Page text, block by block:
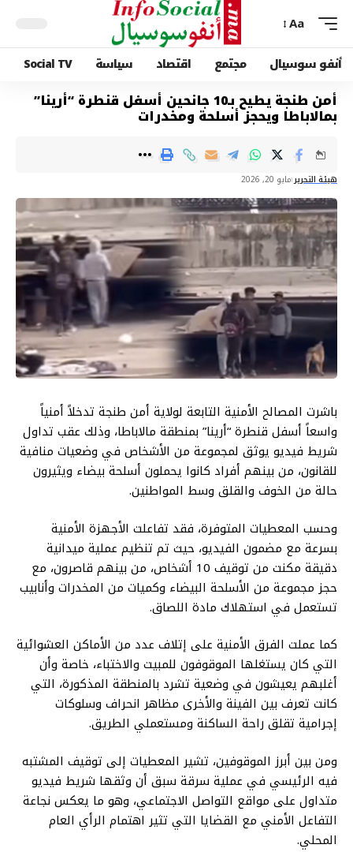
Aa
أنفو سوسيال مجتمع اقتصاد سياسة Social TV
أمن طنجة يطيح بـ10 جانحين أسفل قنطرة “أرينا”
بمالاباطا ويحجز أسلحة ومخدرات
هيئة التحرير مايو 20, 2026
باشرت المصالح الأمنية التابعة لولاية أمن طنجة تدخلاً أمنياً
واسعاً أسفل قنطرة “أرينا” بمنطقة مالاباطا، وذلك عقب تداول
شريط فيديو يوثق لمجموعة من الأشخاص في وضعيات منافية
للقانون، من بينهم أفراد كانوا يحملون أسلحة بيضاء ويثيرون
حالة من الخوف والقلق وسط المواطنين.
وحسب المعطيات المتوفرة، فقد تفاعلت الأجهزة الأمنية
بسرعة مع مضمون الفيديو، حيث تم تنظيم عملية ميدانية
دقيقة مكنت من توقيف 10 أشخاص، من بينهم قاصرون، مع
حجز مجموعة من الأسلحة البيضاء وكميات من المخدرات وأنابيب
تستعمل في استهلاك مادة اللصاق.
كما عملت الفرق الأمنية على إتلاف عدد من الأماكن العشوائية
التي كان يستغلها الموقوفون للمبيت والاختباء، خاصة وأن
أغلبهم يعيشون في وضعية تشرد بالمنطقة المذكورة، التي
كانت تعرف بين الفينة والأخرى مظاهر انحراف وسلوكات
إجرامية تقلق راحة الساكنة ومستعملي الطريق.
ومن بين أبرز الموقوفين، تشير المعطيات إلى توقيف المشتبه
فيه الرئيسي في عملية سرقة سبق أن وثقها شريط فيديو
متداول على مواقع التواصل الاجتماعي، وهو ما يعكس نجاعة
التفاعل الأمني مع القضايا التي تثير اهتمام الرأي العام
المحلي.